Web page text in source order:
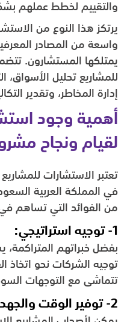
والتقييم لخطط عملهم
يرتكز هذا النوع من
واسعة من المصادر
يمتلكها المستشارون.
للمشاريع تحليل الأسواق،
إدارة المخاطر، وتقدير
أهمية وجود
لقيام ونجاح
تعتبر الاستشارات
في المملكة العربية
من الفوائد التي تساهم في
1- توجيه استراتيجي:
بفضل خبراتهم
توجيه الشركات نحو اتخاذ
تتماشى مع التوجهات
2- توفير الوقت والجهد: